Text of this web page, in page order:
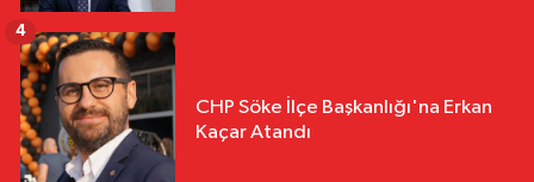
CHP Söke İlçe Başkanlığı'na Erkan
Kaçar Atandı
4